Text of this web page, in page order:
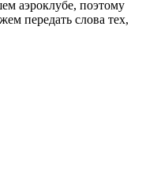
аэроклубе, поэтому
передать слова тех,